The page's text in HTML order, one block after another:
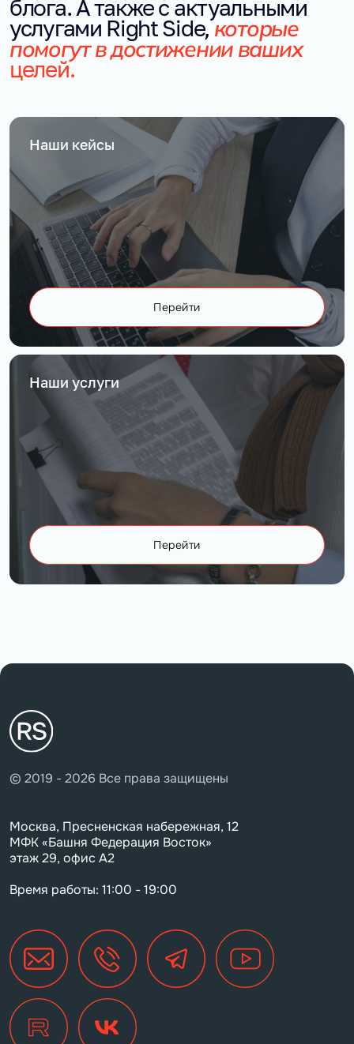
блога. А также с актуальными
услугами Right Side,которые
помогут в достижении ваших
целей.
Наши кейсы
Перейти
Наши услуги
Перейти
© 2019 - 2026 Все права защищены
Москва, Пресненская набережная, 12
МФК «Башня Федерация Восток»
этаж 29, офис А2
Время работы: 11:00 - 19:00